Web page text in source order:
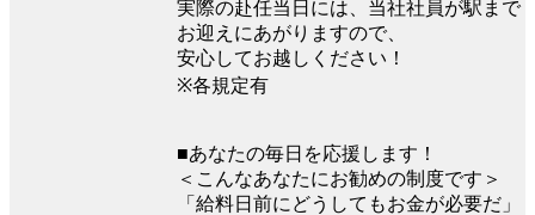
実際の赴任当日には、当社社員が駅まで
お迎えにあがりますので、
安心してお越しください！
※各規定有
■あなたの毎日を応援します！
＜こんなあなたにお勧めの制度です＞
「給料日前にどうしてもお金が必要だ」